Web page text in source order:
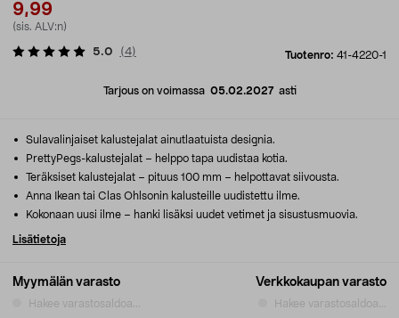
9,99
(sis. ALV:n)
Tuotenro: 41-4220-1
5.0 (4)
Tarjous on voimassa 05.02.2027asti
Myymälän varasto
Hakee varastosaldoa...
Verkkokaupan varasto
Hakee varastosaldoa...
Sulavalinjaiset kalustejalat ainutlaatuista designia.
PrettyPegs-kalustejalat – helppo tapa uudistaa kotia.
Teräksiset kalustejalat – pituus 100 mm – helpottavat siivousta.
Anna Ikean tai Clas Ohlsonin kalusteille uudistettu ilme.
Kokonaan uusi ilme – hanki lisäksi uudet vetimet ja sisustusmuovia.
Lisätietoja